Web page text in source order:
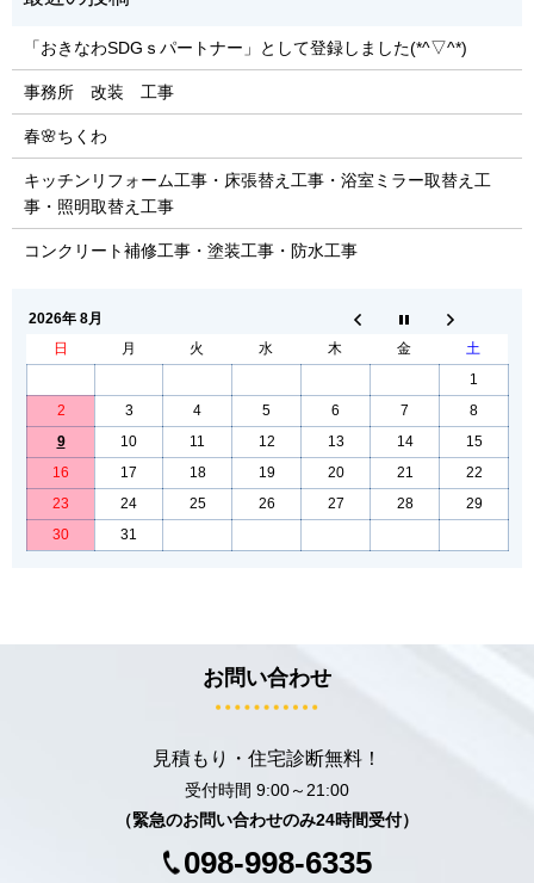
「おきなわSDGｓパートナー」として登録しました(*^▽^*)
事務所 改装 工事
春🌸ちくわ
キッチンリフォーム工事・床張替え工事・浴室ミラー取替え工
事・照明取替え工事
コンクリート補修工事・塗装工事・防水工事
2026年 8月
日
月 火 水 木 金
土
1
2
3 4 5 6 7
8
9
10 11 12 13 14
15
16
17 18 19 20 21
22
23
24 25 26 27 28
29
30
31
お問い合わせ
見積もり・住宅診断無料！
受付時間 9:00～21:00
（緊急のお問い合わせのみ24時間受付）
098-998-6335